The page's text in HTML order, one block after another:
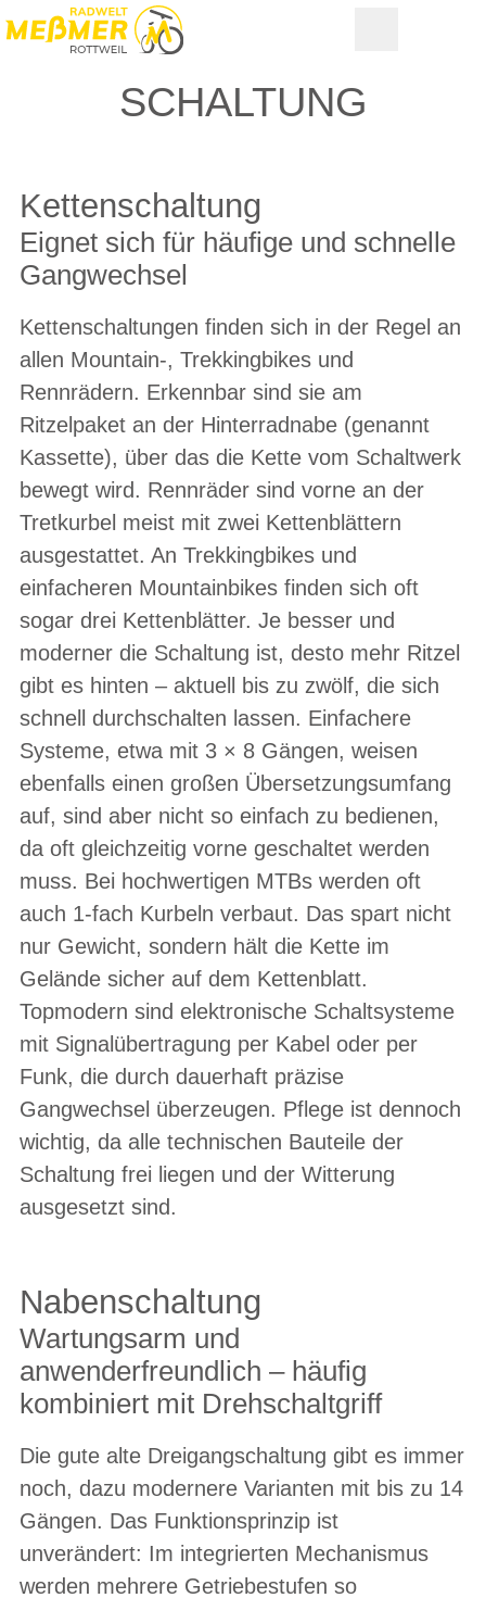
SCHALTUNG
Kettenschaltung
Eignet sich für häufige und schnelle
Gangwechsel
Kettenschaltungen finden sich in der Regel an
allen Mountain-, Trekkingbikes und
Rennrädern. Erkennbar sind sie am
Ritzelpaket an der Hinterradnabe (genannt
Kassette), über das die Kette vom Schaltwerk
bewegt wird. Rennräder sind vorne an der
Tretkurbel meist mit zwei Kettenblättern
ausgestattet. An Trekkingbikes und
einfacheren Mountainbikes finden sich oft
sogar drei Kettenblätter. Je besser und
moderner die Schaltung ist, desto mehr Ritzel
gibt es hinten – aktuell bis zu zwölf, die sich
schnell durchschalten lassen. Einfachere
Systeme, etwa mit 3 × 8 Gängen, weisen
ebenfalls einen großen Übersetzungsumfang
auf, sind aber nicht so einfach zu bedienen,
da oft gleichzeitig vorne geschaltet werden
muss. Bei hochwertigen MTBs werden oft
auch 1-fach Kurbeln verbaut. Das spart nicht
nur Gewicht, sondern hält die Kette im
Gelände sicher auf dem Kettenblatt.
Topmodern sind elektronische Schaltsysteme
mit Signalübertragung per Kabel oder per
Funk, die durch dauerhaft präzise
Gangwechsel überzeugen. Pflege ist dennoch
wichtig, da alle technischen Bauteile der
Schaltung frei liegen und der Witterung
ausgesetzt sind.
Nabenschaltung
Wartungsarm und
anwenderfreundlich – häufig
kombiniert mit Drehschaltgriff
Die gute alte Dreigangschaltung gibt es immer
noch, dazu modernere Varianten mit bis zu 14
Gängen. Das Funktionsprinzip ist
unverändert: Im integrierten Mechanismus
werden mehrere Getriebestufen so